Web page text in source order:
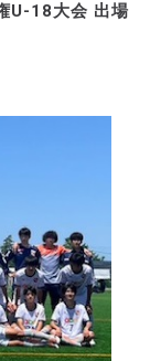
U-18大会 出場